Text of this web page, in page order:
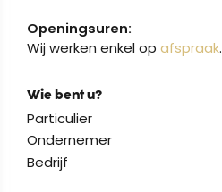
Openingsuren:
Wij werken enkel op afspraak.
Wie bent u?
Particulier
Ondernemer
Bedrijf